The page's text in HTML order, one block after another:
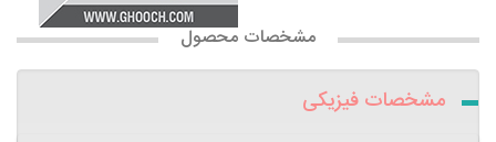
مشخصات محصول
مشخصات فیزیکی